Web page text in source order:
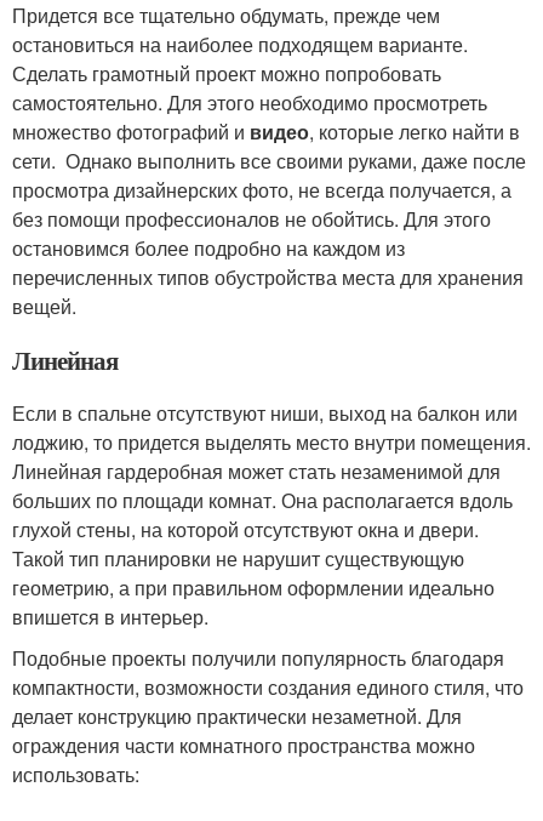
Придется все тщательно обдумать, прежде чем
остановиться на наиболее подходящем варианте.
Сделать грамотный проект можно попробовать
самостоятельно. Для этого необходимо просмотреть
множество фотографий и видео, которые легко найти в
сети. Однако выполнить все своими руками, даже после
просмотра дизайнерских фото, не всегда получается, а
без помощи профессионалов не обойтись. Для этого
остановимся более подробно на каждом из
перечисленных типов обустройства места для хранения
вещей.
Линейная
Если в спальне отсутствуют ниши, выход на балкон или
лоджию, то придется выделять место внутри помещения.
Линейная гардеробная может стать незаменимой для
больших по площади комнат. Она располагается вдоль
глухой стены, на которой отсутствуют окна и двери.
Такой тип планировки не нарушит существующую
геометрию, а при правильном оформлении идеально
впишется в интерьер.
Подобные проекты получили популярность благодаря
компактности, возможности создания единого стиля, что
делает конструкцию практически незаметной. Для
ограждения части комнатного пространства можно
использовать: